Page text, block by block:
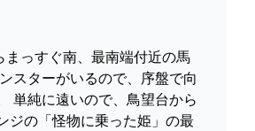
っすぐ南、最南端付近の馬
スターがいるので、序盤で向
単純に遠いので、鳥望台から
ジの「怪物に乗った姫」の最